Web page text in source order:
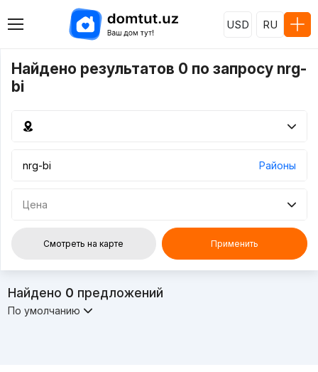
USD RU
Найдено результатов 0 по запросу nrg-
bi
Районы
Цена
Смотреть на карте Применить
Найдено 0 предложений
По умолчанию